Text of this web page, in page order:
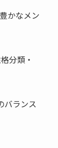
かなメン
分類・
バランス